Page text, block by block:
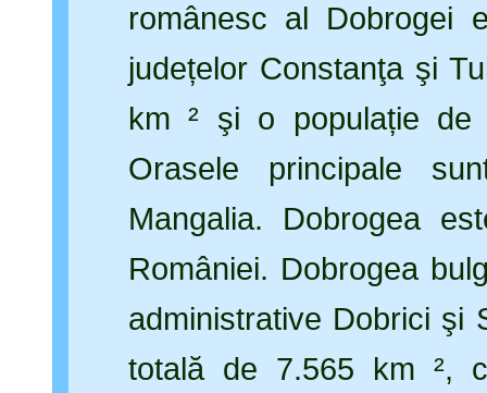
românesc al Dobrogei
județelor Constanţa şi
km ² şi o populație de
Orasele principale
Mangalia. Dobrogea
României. Dobrogea
administrative Dobrici şi
totală de 7.565 km ²,